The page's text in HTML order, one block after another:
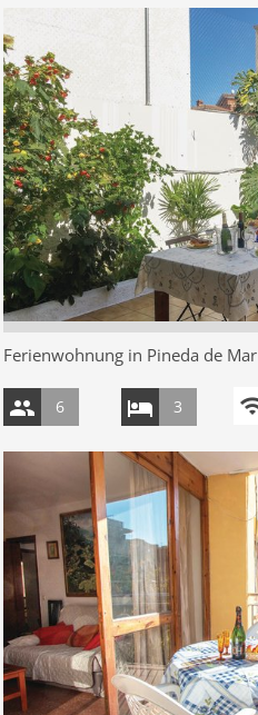
Ferienwohnung in Pineda de Mar
6 3